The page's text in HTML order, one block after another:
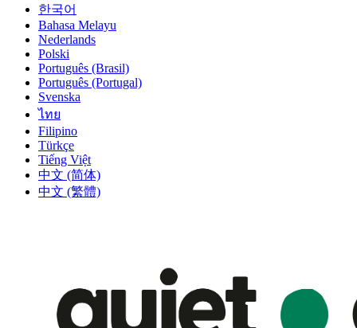
한국어
Bahasa Melayu
Nederlands
Polski
Português (Brasil)
Português (Portugal)
Svenska
ไทย
Filipino
Türkçe
Tiếng Việt
中文 (简体)
中文 (繁體)